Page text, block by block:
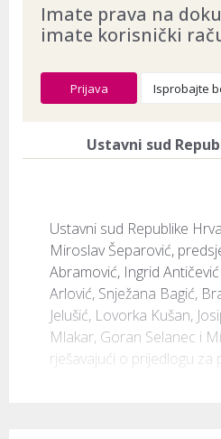
Imate prava na
imate korisnički
Prijava Isprobajte
Ustavni sud
Ustavni sud Republike
Miroslav Šeparović,
Abramović, Ingrid
Arlović, Snježana Bagić,
Jelušić, Lovorka Kušan,
Mlakar, Goran Selanec i
rješavajući o prijedlogu za